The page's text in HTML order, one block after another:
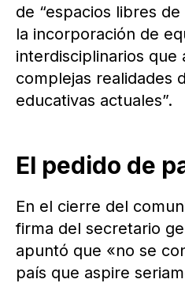
de “espacios libres
la incorporación de
interdisciplinarios que
complejas realidades
educativas actuales”.
El pedido de
En el cierre del
firma del secretario
apuntó que «no se
país que aspire